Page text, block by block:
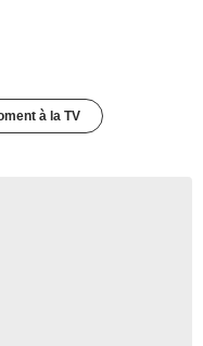
à la TV